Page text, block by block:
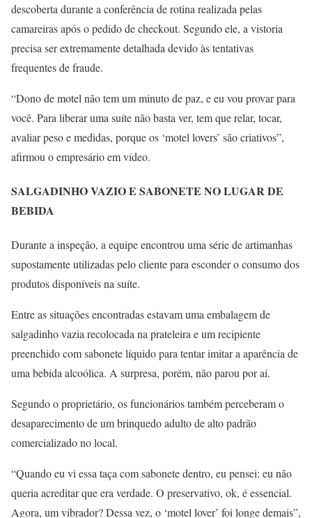
descoberta durante a conferência de rotina realizada pelas
camareiras após o pedido de checkout. Segundo ele, a vistoria
precisa ser extremamente detalhada devido às tentativas
frequentes de fraude.
“Dono de motel não tem um minuto de paz, e eu vou provar para
você. Para liberar uma suíte não basta ver, tem que relar, tocar,
avaliar peso e medidas, porque os ‘motel lovers’ são criativos”,
afirmou o empresário em vídeo.
SALGADINHO VAZIO E SABONETE NO LUGAR DE
BEBIDA
Durante a inspeção, a equipe encontrou uma série de artimanhas
supostamente utilizadas pelo cliente para esconder o consumo dos
produtos disponíveis na suíte.
Entre as situações encontradas estavam uma embalagem de
salgadinho vazia recolocada na prateleira e um recipiente
preenchido com sabonete líquido para tentar imitar a aparência de
uma bebida alcoólica. A surpresa, porém, não parou por aí.
Segundo o proprietário, os funcionários também perceberam o
desaparecimento de um brinquedo adulto de alto padrão
comercializado no local.
“Quando eu vi essa taça com sabonete dentro, eu pensei: eu não
queria acreditar que era verdade. O preservativo, ok, é essencial.
Agora, um vibrador? Dessa vez, o ‘motel lover’ foi longe demais”,